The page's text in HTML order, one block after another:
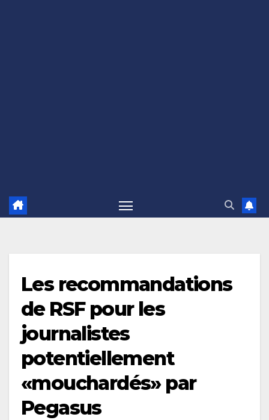
Les recommandations
de RSF pour les
journalistes
potentiellement
«mouchardés» par
Pegasus